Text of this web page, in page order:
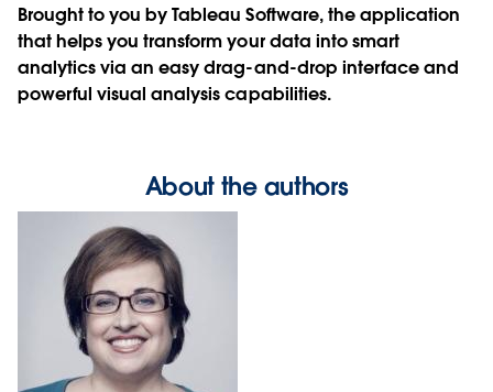
Brought to you by Tableau Software, the application
that helps you transform your data into smart
analytics via an easy drag-and-drop interface and
powerful visual analysis capabilities.
About the authors